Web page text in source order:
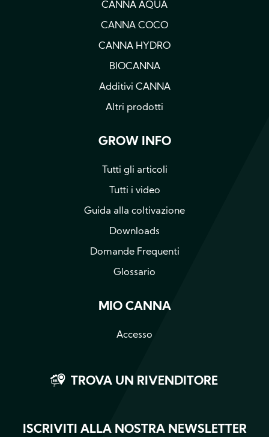
CANNA AQUA
CANNA COCO
CANNA HYDRO
BIOCANNA
Additivi CANNA
Altri prodotti
GROW INFO
Tutti gli articoli
Tutti i video
Guida alla coltivazione
Downloads
Domande Frequenti
Glossario
MIO CANNA
Accesso
TROVA UN RIVENDITORE
ISCRIVITI ALLA NOSTRA NEWSLETTER